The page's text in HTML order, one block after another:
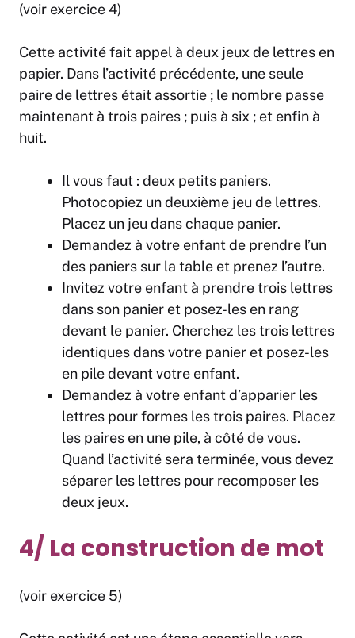
(voir exercice 4)
Cette activité fait appel à deux jeux de lettres en
papier. Dans l’activité précédente, une seule
paire de lettres était assortie ; le nombre passe
maintenant à trois paires ; puis à six ; et enfin à
huit.
Il vous faut : deux petits paniers.
Photocopiez un deuxième jeu de lettres.
Placez un jeu dans chaque panier.
Demandez à votre enfant de prendre l’un
des paniers sur la table et prenez l’autre.
Invitez votre enfant à prendre trois lettres
dans son panier et posez-les en rang
devant le panier. Cherchez les trois lettres
identiques dans votre panier et posez-les
en pile devant votre enfant.
Demandez à votre enfant d’apparier les
lettres pour formes les trois paires. Placez
les paires en une pile, à côté de vous.
Quand l’activité sera terminée, vous devez
séparer les lettres pour recomposer les
deux jeux.
4/ La construction de mot
(voir exercice 5)